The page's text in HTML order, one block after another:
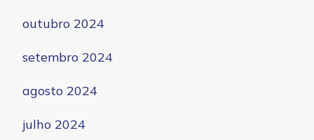
outubro 2024
setembro 2024
agosto 2024
julho 2024